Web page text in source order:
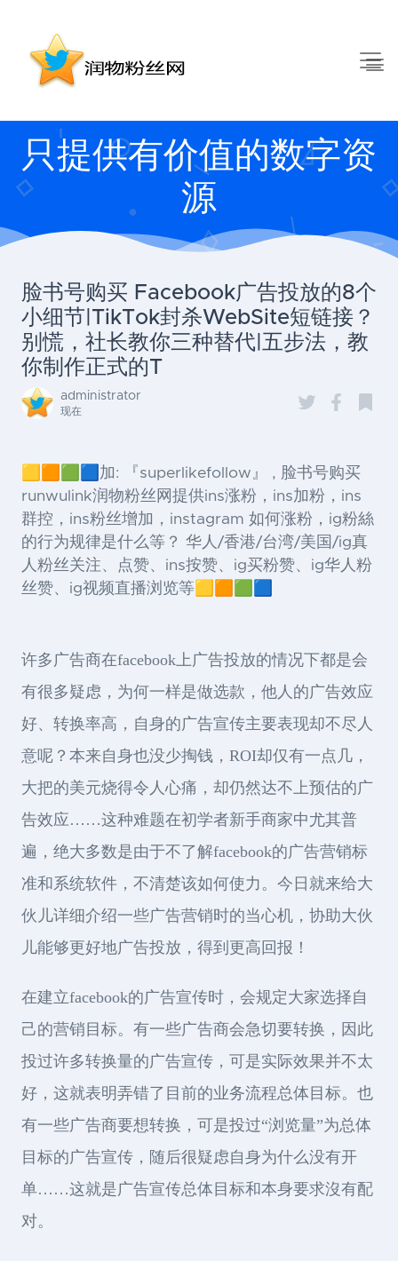
只提供有价值的数字资
源
脸书号购买 Facebook广告投放的8个
小细节|TikTok封杀WebSite短链接？
别慌，社长教你三种替代|五步法，教
你制作正式的T
administrator
现在
🟨🟧🟩🟦加: 『superlikefollow』 , 脸书号购买
runwulink润物粉丝网提供ins涨粉，ins加粉，ins
群控，ins粉丝增加，instagram 如何涨粉，ig粉絲
的行为规律是什么等？ 华人/香港/台湾/美国/ig真
人粉丝关注、点赞、ins按赞、ig买粉赞、ig华人粉
丝赞、ig视频直播浏览等🟨🟧🟩🟦
许多广告商在facebook上广告投放的情况下都是会
有很多疑虑，为何一样是做选款，他人的广告效应
好、转换率高，自身的广告宣传主要表现却不尽人
意呢？本来自身也没少掏钱，ROI却仅有一点几，
大把的美元烧得令人心痛，却仍然达不上预估的广
告效应……这种难题在初学者新手商家中尤其普
遍，绝大多数是由于不了解facebook的广告营销标
准和系统软件，不清楚该如何使力。今日就来给大
伙儿详细介绍一些广告营销时的当心机，协助大伙
儿能够更好地广告投放，得到更高回报！
在建立facebook的广告宣传时，会规定大家选择自
己的营销目标。有一些广告商会急切要转换，因此
投过许多转换量的广告宣传，可是实际效果并不太
好，这就表明弄错了目前的业务流程总体目标。也
有一些广告商要想转换，可是投过“浏览量”为总体
目标的广告宣传，随后很疑虑自身为什么没有开
单……这就是广告宣传总体目标和本身要求沒有配
对。